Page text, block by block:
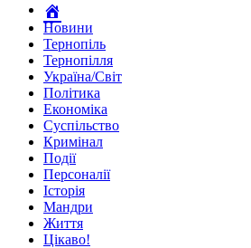
Новини
Тернопіль
Тернопілля
Україна/Світ
Політика
Економіка
Суспільство
Кримінал
Події
Персоналії
Історія
Мандри
Життя
Цікаво!